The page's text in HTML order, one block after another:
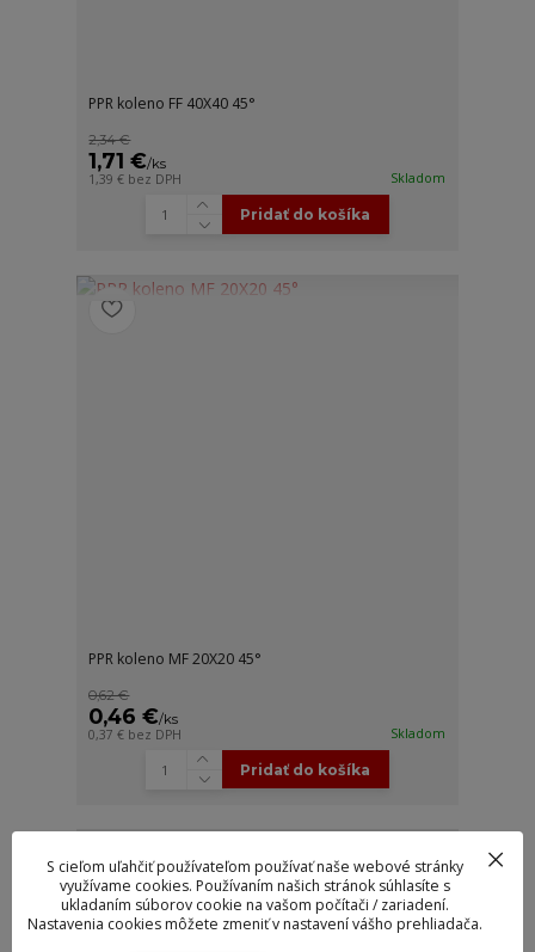
PPR koleno FF 40X40 45°
2,34 €
1,71 €/ks
1,39 € bez DPH Skladom
Pridať do košíka
PPR koleno MF 20X20 45°
0,62 €
0,46 €/ks
0,37 € bez DPH Skladom
Pridať do košíka
S cieľom uľahčiť používateľom používať naše webové stránky
využívame cookies. Používaním našich stránok súhlasíte s
ukladaním súborov cookie na vašom počítači / zariadení.
Nastavenia cookies môžete zmeniť v nastavení vášho prehliadača.